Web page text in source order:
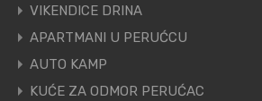
VIKENDICE DRINA
APARTMANI U PERUĆCU
AUTO KAMP
KUĆE ZA ODMOR PERUĆAC